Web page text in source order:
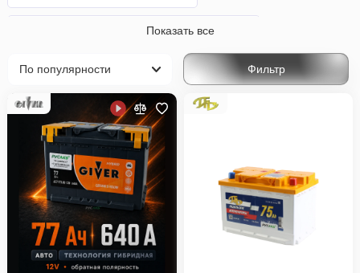
W203, S203, CL203 Рестайлинг (2004-2007)
W204, S204 (2007-2012)
W204, S204, C204 Рестайлинг (2011-2015)
W205, S205, C205 (2014-2018)
W205, S205, C205 Рестайлинг (2018-2021)
V (W206) (2021-н.в.) C-Класс Mercedes-Benz
Показать все
Фильтр